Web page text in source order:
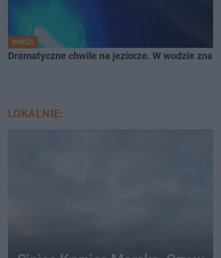
BURZA
Dramatyczne chwile na jeziorze. W wodzie
LOKALNIE: